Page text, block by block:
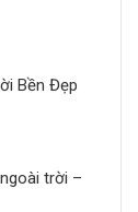
Bền Đẹp
trời –